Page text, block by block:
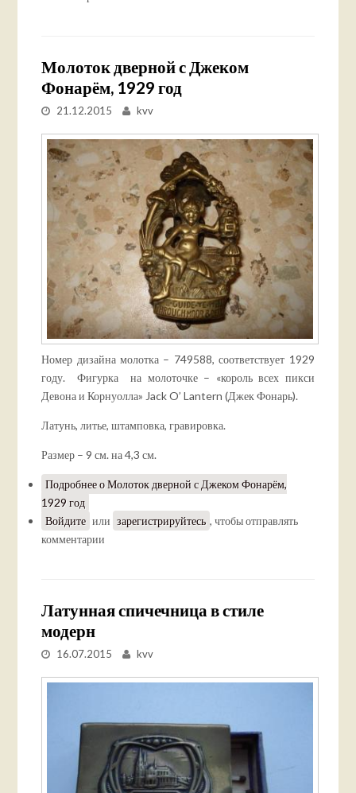
Молоток дверной с Джеком
Фонарём, 1929 год
21.12.2015 kvv
Номер дизайна молотка – 749588, соответствует 1929
году. Фигурка на молоточке – «король всех пикси
Девона и Корнуолла» Jack O’ Lantern (Джек Фонарь).
Латунь, литье, штамповка, гравировка.
Размер – 9 см. на 4,3 см.
Подробнеео Молоток дверной с Джеком Фонарём,
1929 год
Войдите или зарегистрируйтесь , чтобы отправлять
комментарии
Латунная спичечница в стиле
модерн
16.07.2015 kvv